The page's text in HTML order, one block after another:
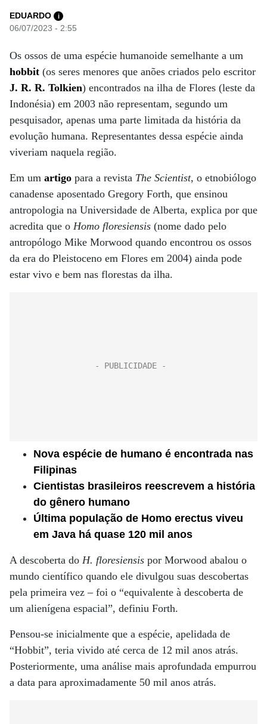
EDUARDO i
06/07/2023 - 2:55
Os ossos de uma espécie humanoide semelhante a um
hobbit (os seres menores que anões criados pelo escritor
J. R. R. Tolkien) encontrados na ilha de Flores (leste da
Indonésia) em 2003 não representam, segundo um
pesquisador, apenas uma parte limitada da história da
evolução humana. Representantes dessa espécie ainda
viveriam naquela região.
Em um artigo para a revista The Scientist, o etnobiólogo
canadense aposentado Gregory Forth, que ensinou
antropologia na Universidade de Alberta, explica por que
acredita que o Homo floresiensis (nome dado pelo
antropólogo Mike Morwood quando encontrou os ossos
da era do Pleistoceno em Flores em 2004) ainda pode
estar vivo e bem nas florestas da ilha.
Nova espécie de humano é encontrada nas
Filipinas
Cientistas brasileiros reescrevem a história
do gênero humano
Última população de Homo erectus viveu
em Java há quase 120 mil anos
A descoberta do H. floresiensis por Morwood abalou o
mundo científico quando ele divulgou suas descobertas
pela primeira vez – foi o “equivalente à descoberta de
um alienígena espacial”, definiu Forth.
Pensou-se inicialmente que a espécie, apelidada de
“Hobbit”, teria vivido até cerca de 12 mil anos atrás.
Posteriormente, uma análise mais aprofundada empurrou
a data para aproximadamente 50 mil anos atrás.